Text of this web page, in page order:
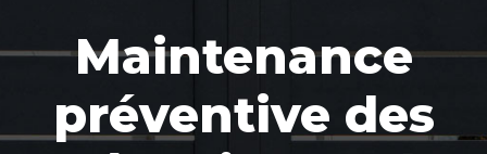
Maintenance
préventive des